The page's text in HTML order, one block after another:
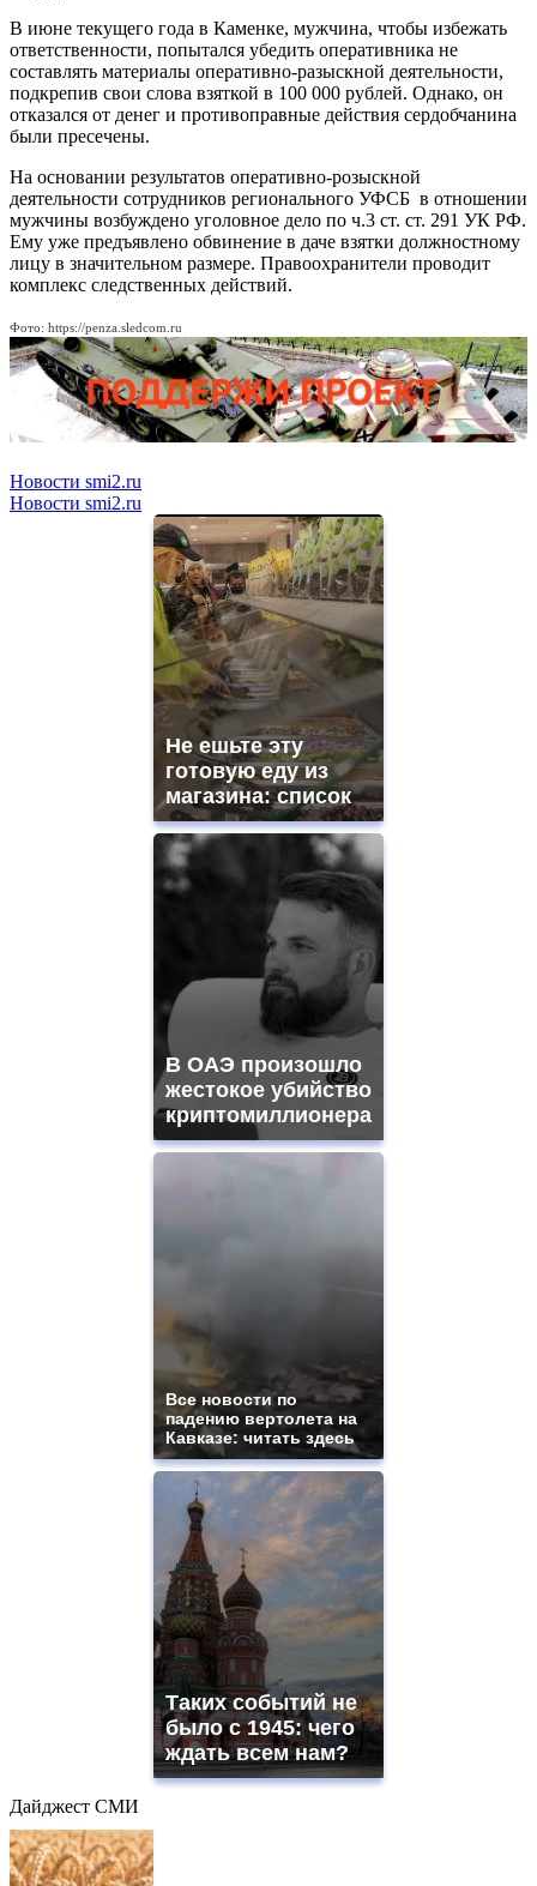
В июне текущего года в Каменке, мужчина, чтобы избежать
ответственности, попытался убедить оперативника не
составлять материалы оперативно-разыскной деятельности,
подкрепив свои слова взяткой в 100 000 рублей. Однако, он
отказался от денег и противоправные действия сердобчанина
были пресечены.
На основании результатов оперативно-розыскной
деятельности сотрудников регионального УФСБ в отношении
мужчины возбуждено уголовное дело по ч.3 ст. ст. 291 УК РФ.
Ему уже предъявлено обвинение в даче взятки должностному
лицу в значительном размере. Правоохранители проводит
комплекс следственных действий.
Фото: https://penza.sledcom.ru
Новости smi2.ru
Новости smi2.ru
Не ешьте эту
готовую еду из
магазина: список
В ОАЭ произошло
жестокое убийство
криптомиллионера
Все новости по
падению вертолета на
Кавказе: читать здесь
Таких событий не
было с 1945: чего
ждать всем нам?
Дайджест СМИ